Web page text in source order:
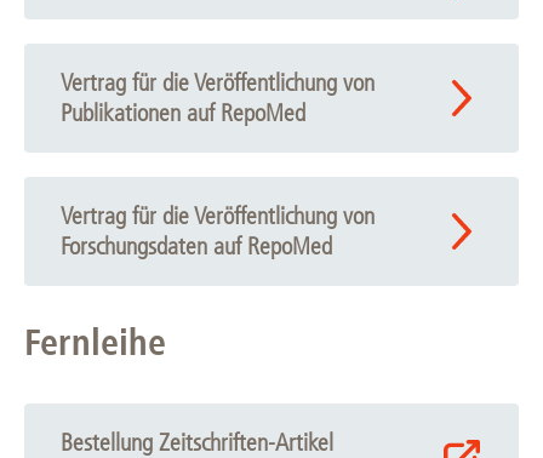
Vertrag für die Veröffentlichung von
Publikationen auf RepoMed
Vertrag für die Veröffentlichung von
Forschungsdaten auf RepoMed
Fernleihe
Bestellung Zeitschriften-Artikel